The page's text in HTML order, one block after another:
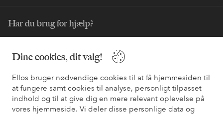
Dine cookies, dit valg!
Ellos bruger nødvendige cookies til at få hjemmesiden til
at fungere samt cookies til analyse, personligt tilpasset
indhold og til at give dig en mere relevant oplevelse på
vores hjemmeside. Vi deler disse personlige data og
Har du brug for hjælp?
Du kan også finde oplysninger om, hvordan du kontakter os.
Kundeservice Bestilling Betalingsmåde